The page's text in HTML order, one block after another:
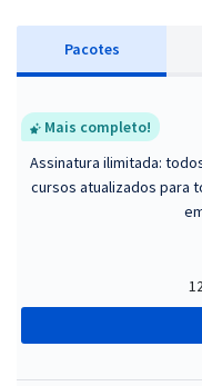
Pacotes
Mais completo!
Assinatura ilimitada:
cursos atualizados para